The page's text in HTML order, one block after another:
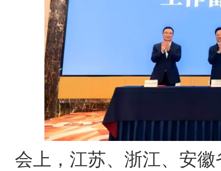
会上，江苏、浙江、安